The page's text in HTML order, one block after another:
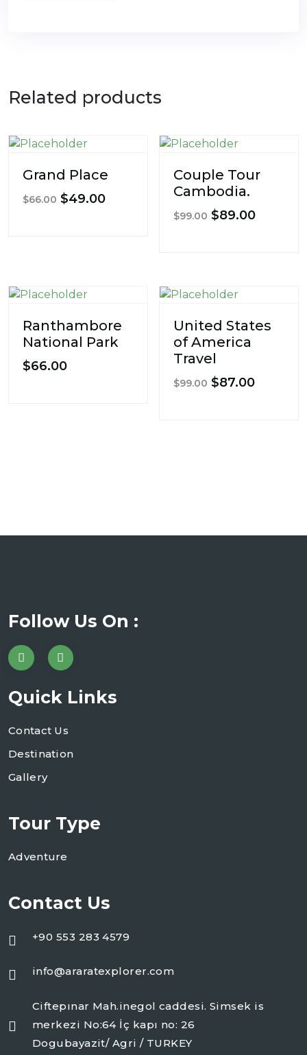
Related products
Grand Place
$66.00 $49.00
Couple Tour
Cambodia.
$99.00 $89.00
Ranthambore
National Park
$66.00
United States
of America
Travel
$99.00 $87.00
Follow Us On :
Quick Links
Contact Us
Destination
Gallery
Tour Type
Adventure
Contact Us
+90 553 283 4579
info@araratexplorer.com
Ciftepınar Mah.inegol caddesi. Simsek is
merkezi No:64 İç kapı no: 26
Dogubayazit/ Agri / TURKEY